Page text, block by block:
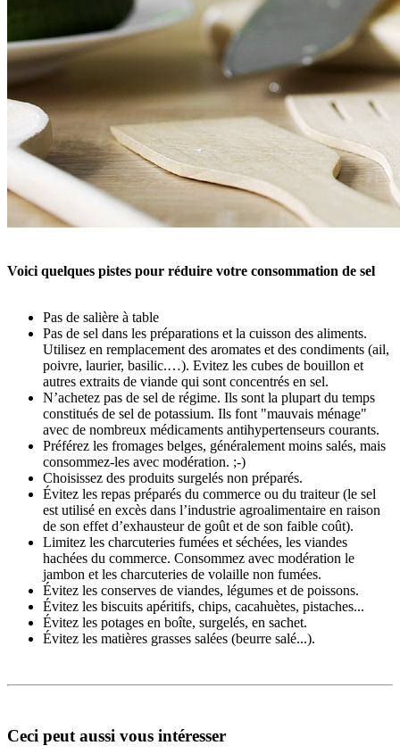
Voici quelques pistes pour réduire votre consommation de sel
Pas de salière à table
Pas de sel dans les préparations et la cuisson des aliments.
Utilisez en remplacement des aromates et des condiments (ail,
poivre, laurier, basilic.…). Evitez les cubes de bouillon et
autres extraits de viande qui sont concentrés en sel.
N’achetez pas de sel de régime. Ils sont la plupart du temps
constitués de sel de potassium. Ils font "mauvais ménage"
avec de nombreux médicaments antihypertenseurs courants.
Préférez les fromages belges, généralement moins salés, mais
consommez-les avec modération. ;-)
Choisissez des produits surgelés non préparés.
Évitez les repas préparés du commerce ou du traiteur (le sel
est utilisé en excès dans l’industrie agroalimentaire en raison
de son effet d’exhausteur de goût et de son faible coût).
Limitez les charcuteries fumées et séchées, les viandes
hachées du commerce. Consommez avec modération le
jambon et les charcuteries de volaille non fumées.
Évitez les conserves de viandes, légumes et de poissons.
Évitez les biscuits apéritifs, chips, cacahuètes, pistaches...
Évitez les potages en boîte, surgelés, en sachet.
Évitez les matières grasses salées (beurre salé...).
Ceci peut aussi vous intéresser